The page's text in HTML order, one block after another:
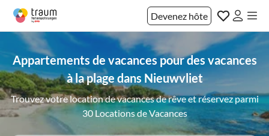
Devenez hôte
Appartements de vacances pour des vacances
à la plage dans Nieuwvliet
Trouvez votre location de vacances de rêve et réservez parmi
30 Locations de Vacances